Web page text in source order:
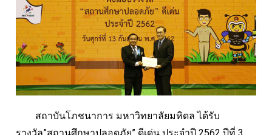
สถาบันโภชนาการ มหาวิทยาลัยมหิดล ได้รับ